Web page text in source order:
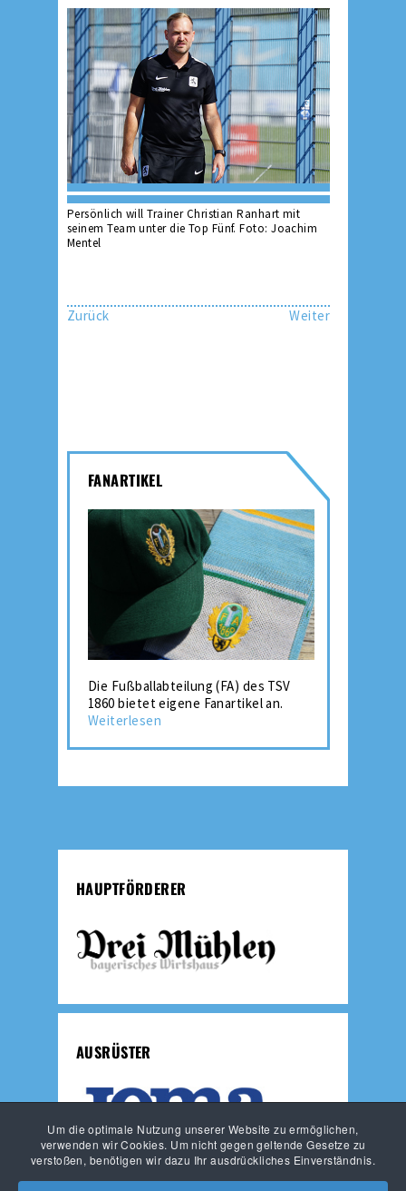
Um die optimale Nutzung unserer Website zu ermöglichen,
verwenden wir Cookies. Um nicht gegen geltende Gesetze zu
verstoßen, benötigen wir dazu Ihr ausdrückliches Einverständnis.
Persönlich will Trainer Christian Ranhart mit
seinem Team unter die Top Fünf. Foto: Joachim
Mentel
Zurück Weiter
FANARTIKEL
Die Fußballabteilung (FA) des TSV
1860 bietet eigene Fanartikel an.
Weiterlesen
HAUPTFÖRDERER
AUSRÜSTER